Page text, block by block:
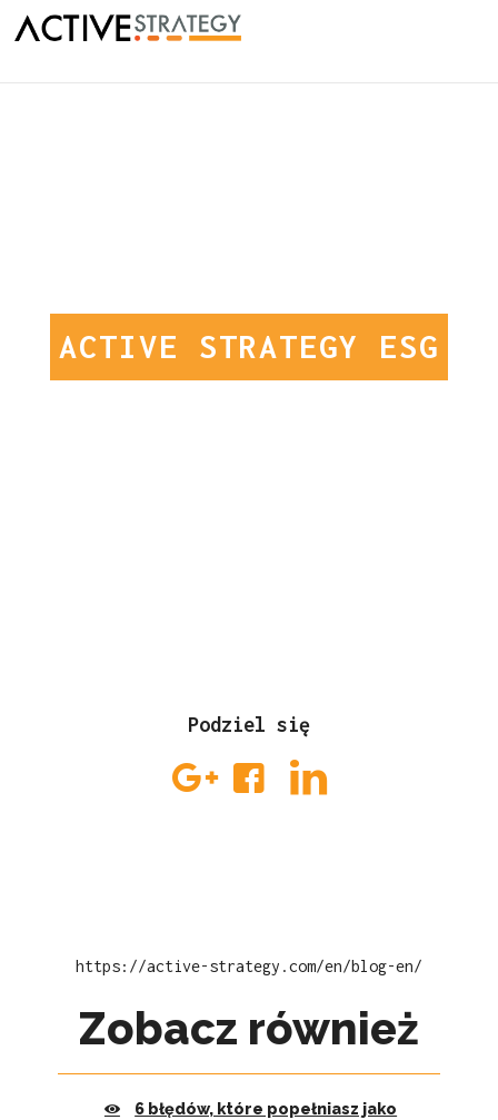
ACTIVE STRATEGY ESG
Podziel się
https://active-strategy.com/en/blog-en/
Zobacz również
6 błędów, które popełniasz jako